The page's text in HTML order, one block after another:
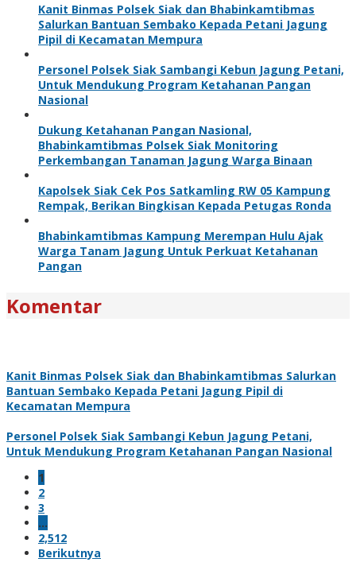
Kanit Binmas Polsek Siak dan Bhabinkamtibmas
Salurkan Bantuan Sembako Kepada Petani Jagung
Pipil di Kecamatan Mempura
Personel Polsek Siak Sambangi Kebun Jagung Petani,
Untuk Mendukung Program Ketahanan Pangan
Nasional
Dukung Ketahanan Pangan Nasional,
Bhabinkamtibmas Polsek Siak Monitoring
Perkembangan Tanaman Jagung Warga Binaan
Kapolsek Siak Cek Pos Satkamling RW 05 Kampung
Rempak, Berikan Bingkisan Kepada Petugas Ronda
Bhabinkamtibmas Kampung Merempan Hulu Ajak
Warga Tanam Jagung Untuk Perkuat Ketahanan
Pangan
Komentar
Kanit Binmas Polsek Siak dan Bhabinkamtibmas Salurkan
Bantuan Sembako Kepada Petani Jagung Pipil di
Kecamatan Mempura
Personel Polsek Siak Sambangi Kebun Jagung Petani,
Untuk Mendukung Program Ketahanan Pangan Nasional
1
2
3
…
2,512
Berikutnya